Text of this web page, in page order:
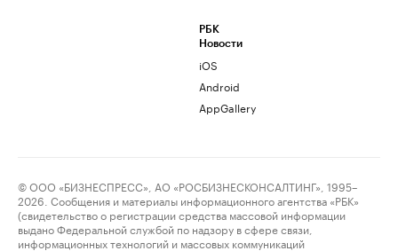
РБК
Новости
iOS
Android
AppGallery
© ООО «БИЗНЕСПРЕСС», АО «РОСБИЗНЕСКОНСАЛТИНГ», 1995–
2026. Сообщения и материалы информационного агентства «РБК»
(свидетельство о регистрации средства массовой информации
выдано Федеральной службой по надзору в сфере связи,
информационных технологий и массовых коммуникаций